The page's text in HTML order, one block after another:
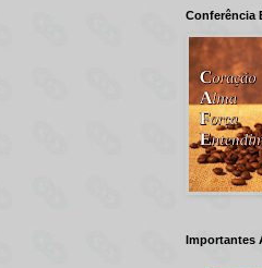
Conferência
Importantes